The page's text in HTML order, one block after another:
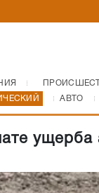
АВТО
ущерба